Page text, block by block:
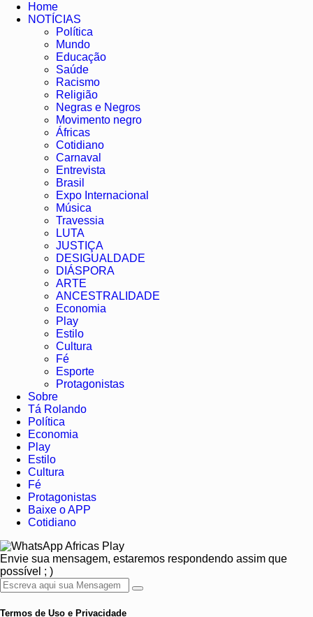
Home
NOTÍCIAS
Política
Mundo
Educação
Saúde
Racismo
Religião
Negras e Negros
Movimento negro
Áfricas
Cotidiano
Carnaval
Entrevista
Brasil
Expo Internacional
Música
Travessia
LUTA
JUSTIÇA
DESIGUALDADE
DIÁSPORA
ARTE
ANCESTRALIDADE
Economia
Play
Estilo
Cultura
Fé
Esporte
Protagonistas
Sobre
Tá Rolando
Política
Economia
Play
Estilo
Cultura
Fé
Protagonistas
Baixe o APP
Cotidiano
Africas Play
Envie sua mensagem, estaremos respondendo assim que
possível ; )
Termos de Uso e Privacidade